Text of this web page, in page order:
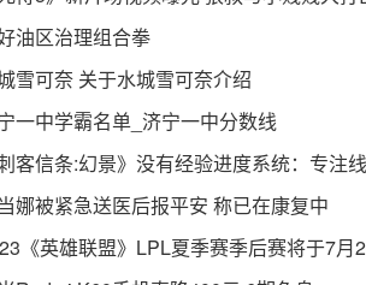
油区治理组合拳
雪可奈 关于水城雪可奈介绍
一中学霸名单_济宁一中分数线
刺客信条:幻景》没有经验进度系统：专注
娜被紧急送医后报平安 称已在康复中
《英雄联盟》LPL夏季赛季后赛将于7月